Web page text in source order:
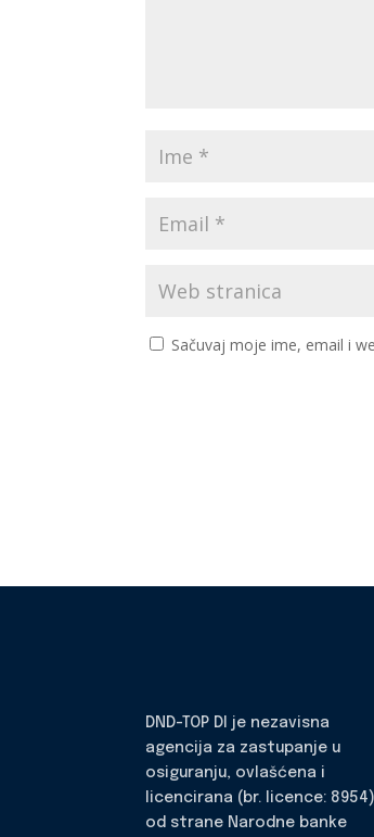
Sačuvaj moje ime, email i
DND-TOP DI je nezavisna
agencija za zastupanje u
osiguranju, ovlašćena i
licencirana (br. licence: 8954)
od strane Narodne banke